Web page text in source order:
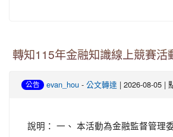
轉知115年金融知識線上競賽活
公告 evan_hou - 公文轉達 | 2026-08-05 |
說明： 一、 本活動為金融監督管理